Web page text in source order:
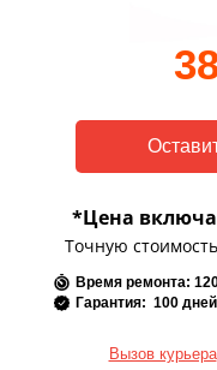
*Цена
Точную
Время ремонта:
Гарантия: 100 дней
Вызов курьера